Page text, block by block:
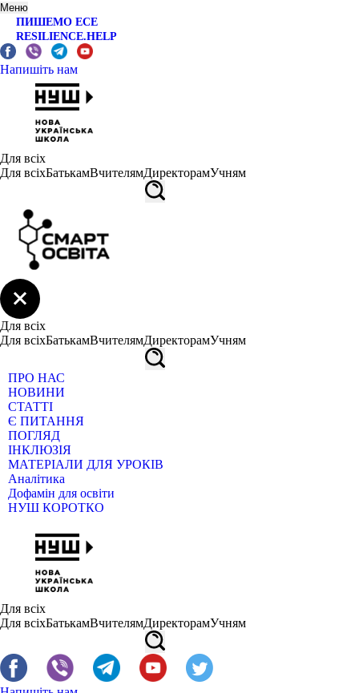
Меню
ПИШЕМО ЕСЕ
RESILIENCE.HELP
Напишіть нам
Для всіх
Для всіхБатькамВчителямДиректорамУчням
Для всіх
Для всіхБатькамВчителямДиректорамУчням
ПРО НАС
НОВИНИ
СТАТТІ
Є ПИТАННЯ
ПОГЛЯД
ІНКЛЮЗІЯ
МАТЕРІАЛИ ДЛЯ УРОКІВ
Аналітика
Дофамін для освіти
НУШ КОРОТКО
Для всіх
Для всіхБатькамВчителямДиректорамУчням